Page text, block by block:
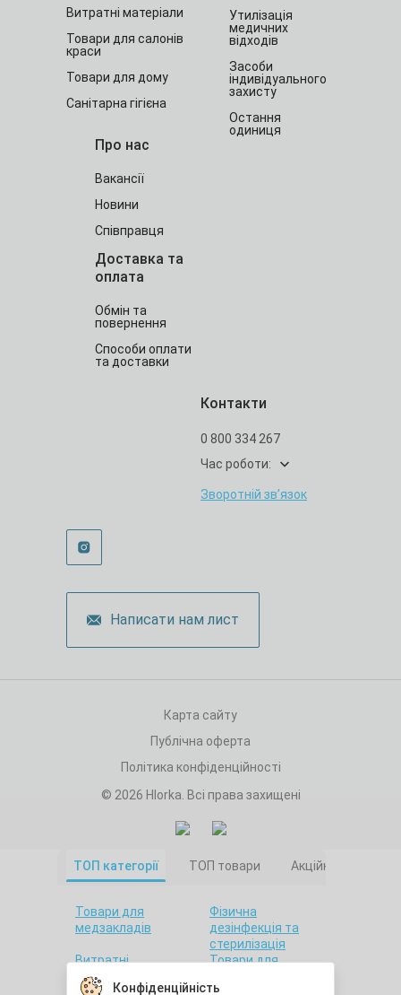
Написати нам лист
Витратні матеріали
Товари для салонів
краси
Товари для дому
Санітарна гігієна
Утилізація
медичних
відходів
Засоби
індивідуального
захисту
Остання
одиниця
Про нас
Вакансії
Новини
Співправця
Доставка та
оплата
Обмін та
повернення
Способи оплати
та доставки
Контакти
0 800 334 267
Час роботи:
Зворотній зв’язок
Карта сайту
Публічна оферта
Політика конфіденційності
© 2026 Hlorka. Всі права захищені
Конфіденційність
ТОП категорії ТОП товари Акційні товари
Товари для
медзакладів
Фізична
дезінфекція та
стерилізація
Витратні
матеріали
Товари для